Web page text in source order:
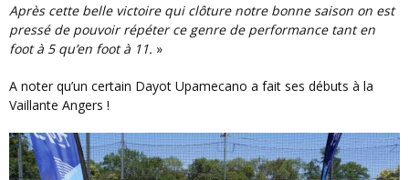
Après cette belle victoire qui clôture notre bonne saison on est
pressé de pouvoir répéter ce genre de performance tant en
foot à 5 qu’en foot à 11. »
A noter qu’un certain Dayot Upamecano a fait ses débuts à la
Vaillante Angers !